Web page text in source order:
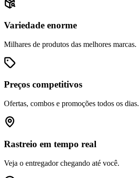
Variedade enorme
Milhares de produtos das melhores marcas.
Preços competitivos
Ofertas, combos e promoções todos os dias.
Rastreio em tempo real
Veja o entregador chegando até você.